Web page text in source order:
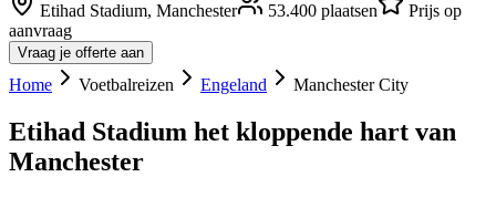
Etihad Stadium, Manchester 53.400 plaatsen
Prijs op
aanvraag
Vraag je offerte aan
Home Voetbalreizen Engeland Manchester City
Etihad Stadium het kloppende hart van
Manchester